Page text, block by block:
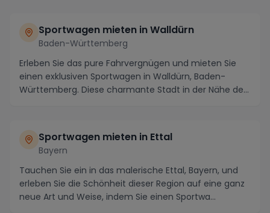
Sportwagen mieten in Walldürn
Baden-Württemberg
Erleben Sie das pure Fahrvergnügen und mieten Sie
einen exklusiven Sportwagen in Walldürn, Baden-
Württemberg. Diese charmante Stadt in der Nähe des
Sportwagen mieten in Ettal
Bayern
Tauchen Sie ein in das malerische Ettal, Bayern, und
erleben Sie die Schönheit dieser Region auf eine ganz
neue Art und Weise, indem Sie einen Sportwa...